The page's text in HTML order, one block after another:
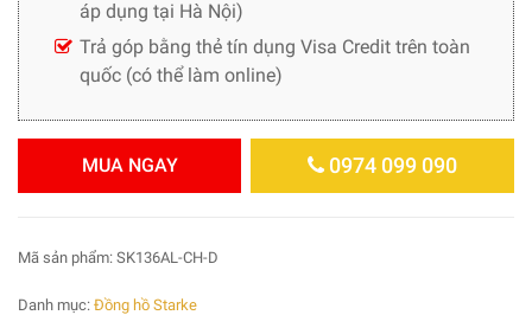
áp dụng tại Hà Nội)
Trả góp bằng thẻ tín dụng Visa Credit trên toàn
quốc (có thể làm online)
MUA NGAY 0974 099 090
Mã sản phẩm: SK136AL-CH-D
Danh mục: Đồng hồ Starke